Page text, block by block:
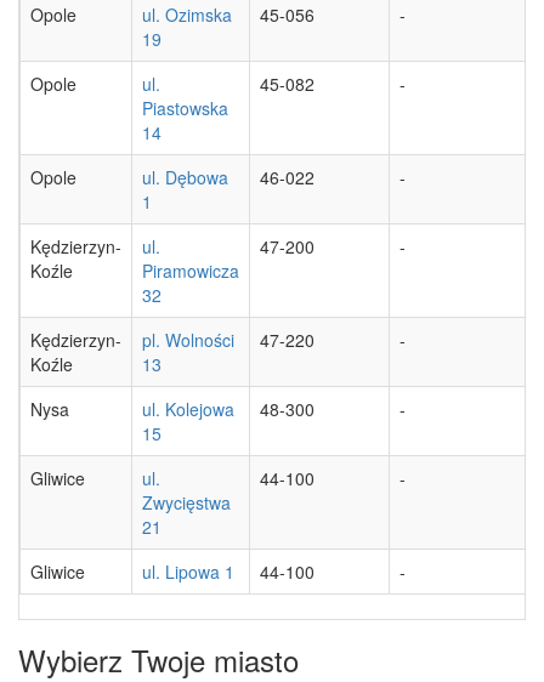
Opole
ul. Ozimska
19
45-056 -
Opole
ul.
Piastowska
14
45-082 -
Opole
ul. Dębowa
1
46-022 -
Kędzierzyn-
Koźle
ul.
Piramowicza
32
47-200 -
Kędzierzyn-
Koźle
pl. Wolności
13
47-220 -
Nysa
ul. Kolejowa
15
48-300 -
Gliwice
ul.
Zwycięstwa
21
44-100 -
Gliwice ul. Lipowa 1 44-100 -
Wybierz Twoje miasto